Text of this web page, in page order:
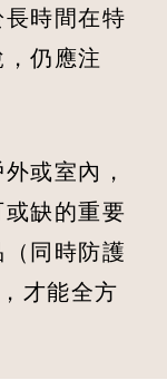
時間在特
仍應注
或室內，
缺的重要
同時防護
才能全方